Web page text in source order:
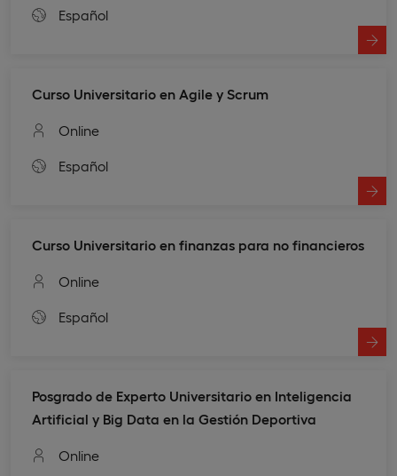
Español
Curso Universitario en Agile y Scrum
Online
Español
Curso Universitario en finanzas para no financieros
Online
Español
Posgrado de Experto Universitario en Inteligencia
Artificial y Big Data en la Gestión Deportiva
Online